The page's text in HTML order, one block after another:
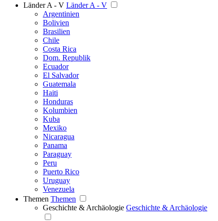
Länder A - V Länder A - V
Argentinien
Bolivien
Brasilien
Chile
Costa Rica
Dom. Republik
Ecuador
El Salvador
Guatemala
Haiti
Honduras
Kolumbien
Kuba
Mexiko
Nicaragua
Panama
Paraguay
Peru
Puerto Rico
Uruguay
Venezuela
Themen Themen
Geschichte & Archäologie Geschichte & Archäologie